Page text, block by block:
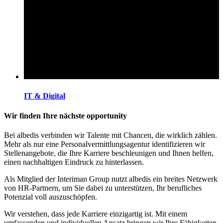
IT & Digital
Wir finden Ihre nächste opportunity
Bei albedis verbinden wir Talente mit Chancen, die wirklich zählen.
Mehr als nur eine Personalvermittlungsagentur identifizieren wir
Stellenangebote, die Ihre Karriere beschleunigen und Ihnen helfen,
einen nachhaltigen Eindruck zu hinterlassen.
Als Mitglied der Interiman Group nutzt albedis ein breites Netzwerk
von HR-Partnern, um Sie dabei zu unterstützen, Ihr berufliches
Potenzial voll auszuschöpfen.
Wir verstehen, dass jede Karriere einzigartig ist. Mit einem